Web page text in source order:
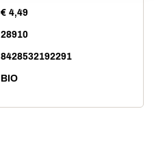
€ 4,49
28910
8428532192291
BIO